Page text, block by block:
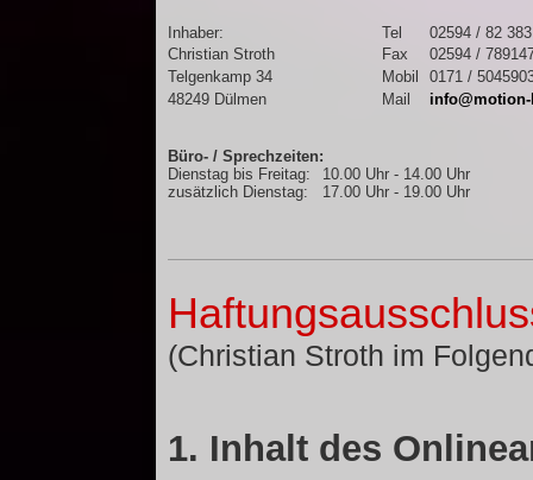
Inhaber: Tel
02594 / 82 383
Christian Stroth
Fax
02594 /
Telgenkamp 34
Mobil
0171 /
48249 Dülmen
Mail
Büro- / Sprechzeiten:
Dienstag bis Freitag:
10.00 Uhr - 14.00 Uhr
zusätzlich Dienstag:
17.00 Uhr - 19.00 Uhr
(Christian Stroth im
1. Inhalt des